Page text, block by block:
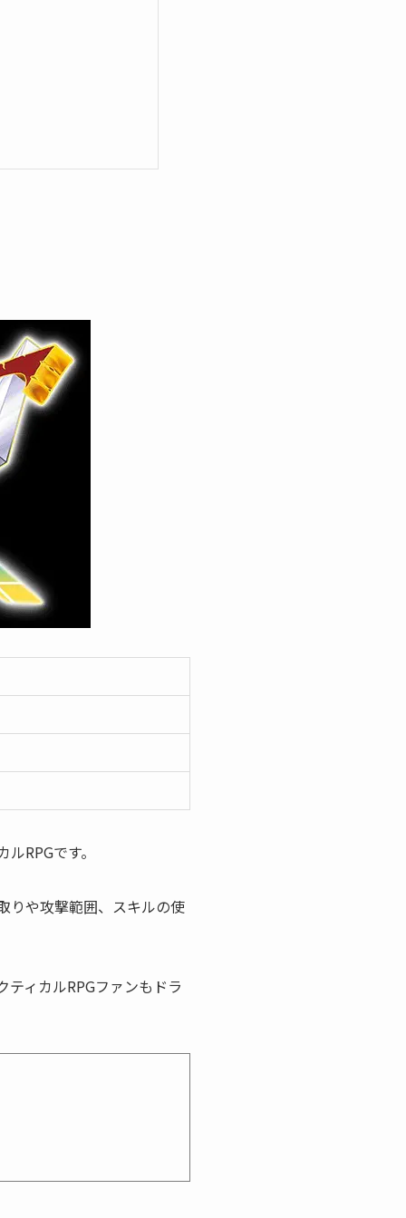
RPGです。
りや攻撃範囲、スキルの使
ィカルRPGファンもドラ